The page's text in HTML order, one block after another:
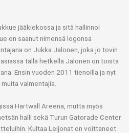
jääkiekossa ja sitä hallinnoi
on saanut nimensä logonsa
on Jukka Jalonen, joka jo tovin
tällä hetkellä Jalonen on toista
Ensin vuoden 2011 tienoilla ja nyt
valmentajia.
Hartwall Areena, mutta myös
halli sekä Turun Gatorade Center
Kultaa Leijonat on voittaneet